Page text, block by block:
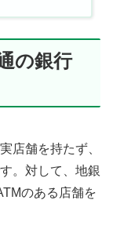
の銀行
店舗を持たず、
。対して、地銀
のある店舗を